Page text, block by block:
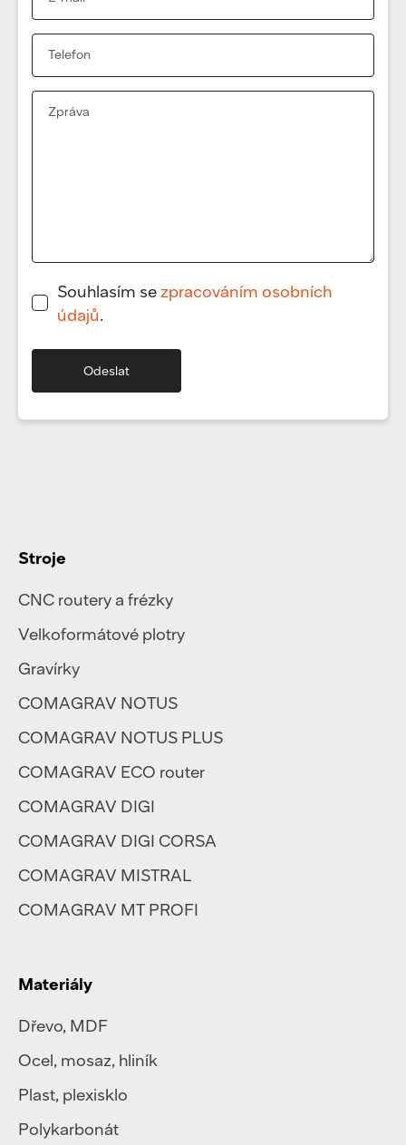
Souhlasím se zpracováním osobních
údajů.
Stroje
CNC routery a frézky
Velkoformátové plotry
Gravírky
COMAGRAV NOTUS
COMAGRAV NOTUS PLUS
COMAGRAV ECO router
COMAGRAV DIGI
COMAGRAV DIGI CORSA
COMAGRAV MISTRAL
COMAGRAV MT PROFI
Materiály
Dřevo, MDF
Ocel, mosaz, hliník
Plast, plexisklo
Polykarbonát